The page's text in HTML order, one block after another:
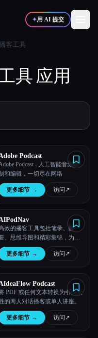
✦用 AI 提交
🎨设计师
📈
客工具
具应用
Podcast
Podcast - 人工智能音频录
和编辑，一切尽在网络
更多细节 → 访问 ↗︎
效的播客工具包括笔录、摘
、思维导图和精彩集锦，为播
客信息管理提供了全面的解决方
。更多细节 → 访问 ↗︎
Podcast
PDF 或任何文本转换为引人入
的两人对话播客或单人讲座。
更多细节 → 访问 ↗︎